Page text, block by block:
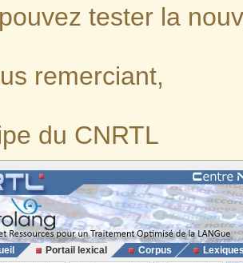
tester la
remerciant,
du CNRTL
Portail lexical Corpus